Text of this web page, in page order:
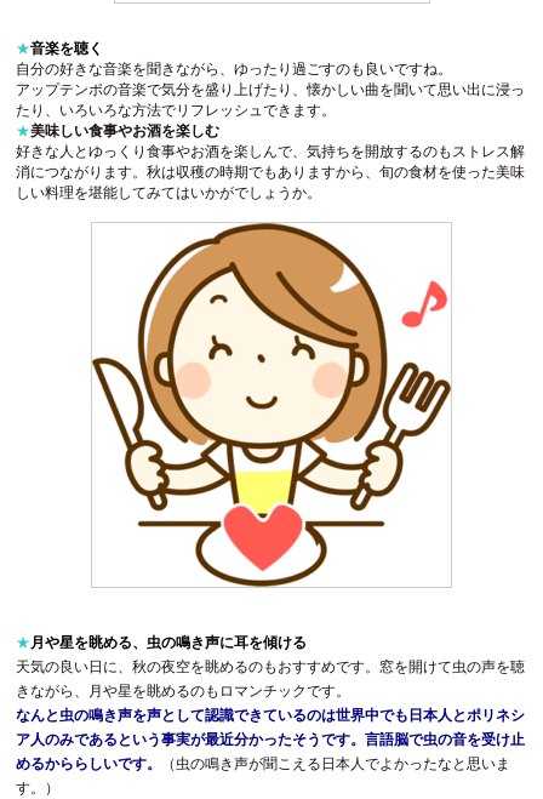
★音楽を聴く
自分の好きな音楽を聞きながら、ゆったり過ごすのも良いですね。
アップテンポの音楽で気分を盛り上げたり、懐かしい曲を聞いて思い出に浸っ
たり、いろいろな方法でリフレッシュできます。
★美味しい食事やお酒を楽しむ
好きな人とゆっくり食事やお酒を楽しんで、気持ちを開放するのもストレス解
消につながります。秋は収穫の時期でもありますから、旬の食材を使った美味
しい料理を堪能してみてはいかがでしょうか。
★月や星を眺める、虫の鳴き声に耳を傾ける
天気の良い日に、秋の夜空を眺めるのもおすすめです。窓を開けて虫の声を聴
きながら、月や星を眺めるのもロマンチックです。
なんと虫の鳴き声を声として認識できているのは世界中でも日本人とポリネシ
ア人のみであるという事実が最近分かったそうです。言語脳で虫の音を受け止
めるかららしいです。
（虫の鳴き声が聞こえる日本人でよかったなと思いま
す。）